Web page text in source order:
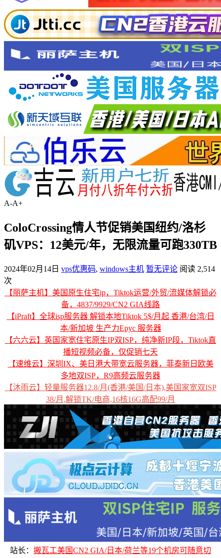
A-A+
ColoCrossing情人节促销美国纽约/洛杉
矶VPS：12美元/年，无限流量可跑330TB
2024年02月14日 vps优惠码, windows主机 暂无评论 阅读 2,514
次
【丽萨主机】美国原生住宅ip，Tiktok运营/外贸/流媒体解锁必
备，4837/9929/CN2 GIA线路
【iPraft】全球isp服务器 解锁本地Tiktok 5$/月起 香港/台湾/日
本/新加坡 生产力Epyc 服务器
【六六云】英国家宽住宅原生IP双ISP，纯净新IP段，Tiktok直
播短视频必备，仅促销七天
【速维云】深圳IX、美日港大带宽云服务器，菲泰新日欧美
多地双ISP，R9高频云服务器
【沐雨云】轻量服务器12.8/月(香港/美国/日本),美国家宽双ISP
38/月,解锁TK/电商,16核16G高配99/月
站长： 搬瓦工美国CN2 GIA/日本/荷兰等19个机房可随意切